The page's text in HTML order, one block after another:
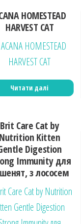
HOMESTEAD
HARVEST CAT
Читати далі
Brit Care Cat by
Nutrition Kitten
Digestion
Immunity для
з лососем